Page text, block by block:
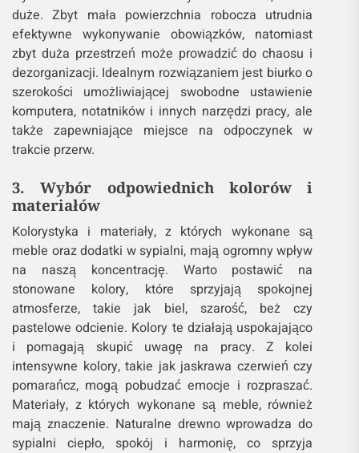
duże. Zbyt mała powierzchnia robocza utrudnia
efektywne wykonywanie obowiązków, natomiast
zbyt duża przestrzeń może prowadzić do chaosu i
dezorganizacji. Idealnym rozwiązaniem jest biurko o
szerokości umożliwiającej swobodne ustawienie
komputera, notatników i innych narzędzi pracy, ale
także zapewniające miejsce na odpoczynek w
trakcie przerw.
3. Wybór odpowiednich kolorów i
materiałów
Kolorystyka i materiały, z których wykonane są
meble oraz dodatki w sypialni, mają ogromny wpływ
na naszą koncentrację. Warto postawić na
stonowane kolory, które sprzyjają spokojnej
atmosferze, takie jak biel, szarość, beż czy
pastelowe odcienie. Kolory te działają uspokajająco
i pomagają skupić uwagę na pracy. Z kolei
intensywne kolory, takie jak jaskrawa czerwień czy
pomarańcz, mogą pobudzać emocje i rozpraszać.
Materiały, z których wykonane są meble, również
mają znaczenie. Naturalne drewno wprowadza do
sypialni ciepło, spokój i harmonię, co sprzyja